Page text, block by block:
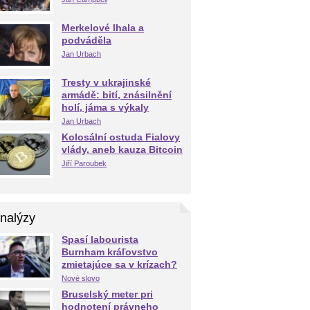
Merkelové lhala a
podváděla
Jan Urbach
Tresty v ukrajinské
armádě: bití, znásilnění
holí, jáma s výkaly
Jan Urbach
Kolosální ostuda Fialovy
vlády, aneb kauza Bitcoin
Jiří Paroubek
Spasí labourista
Burnham kráľovstvo
zmietajúce sa v krízach?
Nové slovo
Bruselský meter pri
hodnotení právneho